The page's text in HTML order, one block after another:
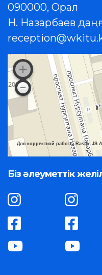
090000, Орал
Н. Назарбаев
Для корректной работы Raster JS
Біз әлеуметтік